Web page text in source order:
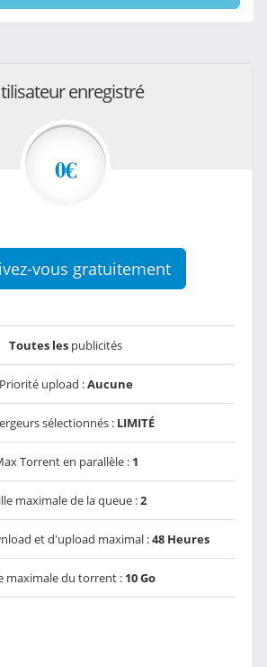
enregistré
0€
vous gratuitement
Toutes les publicités
Priorité upload :Aucune
sélectionnés : LIMITÉ
Torrent en parallèle : 1
maximale de la queue :2
et d'upload maximal :48 Heures
maximale du torrent : 10 Go